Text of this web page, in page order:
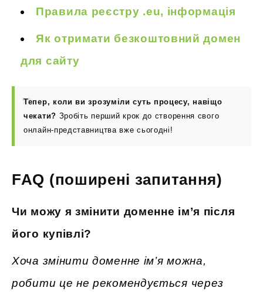
Правила реєстру .eu, інформація
Як отримати безкоштовний домен
для сайту
Тепер, коли ви зрозуміли суть процесу, навіщо
чекати? Зробіть перший крок до створення свого
онлайн-представництва вже сьогодні!
FAQ (поширені запитання)
Чи можу я змінити доменне ім’я після
його купівлі?
Хоча змінити доменне ім’я можна,
робити це не рекомендується через